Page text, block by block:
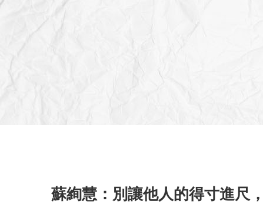
蘇絢慧：別讓他人的得寸進尺